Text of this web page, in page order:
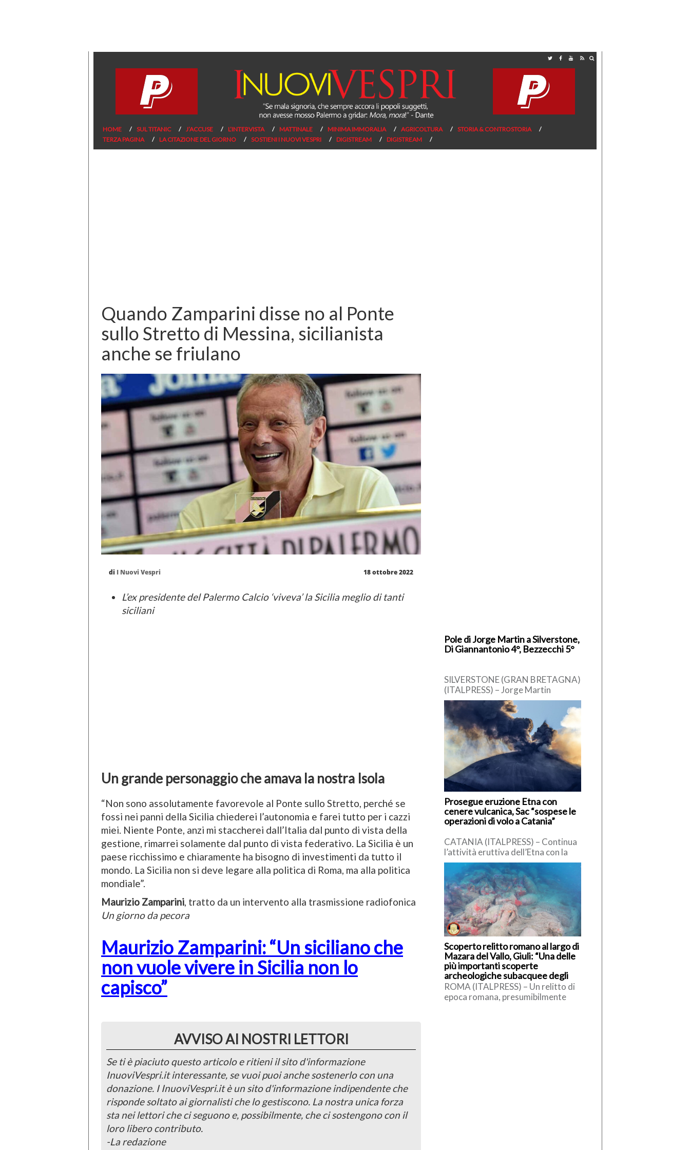
HOME SUL TITANIC J’ACCUSE L’INTERVISTA MATTINALE MINIMA IMMORALIA AGRICOLTURA
STORIA & CONTROSTORIA
TERZA PAGINA
LA CITAZIONE DEL GIORNO SOSTIENI I NUOVI VESPRI DIGISTREAM DIGISTREAM
Quando Zamparini disse no al Ponte
sullo Stretto di Messina, sicilianista
anche se friulano
di I Nuovi Vespri 18 ottobre 2022
L’ex presidente del Palermo Calcio ‘viveva’ la Sicilia meglio di tanti
siciliani
Un grande personaggio che amava la nostra Isola
“Non sono assolutamente favorevole al Ponte sullo Stretto, perché se
fossi nei panni della Sicilia chiederei l’autonomia e farei tutto per i cazzi
miei. Niente Ponte, anzi mi staccherei dall’Italia dal punto di vista della
gestione, rimarrei solamente dal punto di vista federativo. La Sicilia è un
paese ricchissimo e chiaramente ha bisogno di investimenti da tutto il
mondo. La Sicilia non si deve legare alla politica di Roma, ma alla politica
mondiale”.
Maurizio Zamparini, tratto da un intervento alla trasmissione radiofonica
Un giorno da pecora
Maurizio Zamparini: “Un siciliano che
non vuole vivere in Sicilia non lo
capisco”
AVVISO AI NOSTRI LETTORI
Se ti è piaciuto questo articolo e ritieni il sito d'informazione
InuoviVespri.it interessante, se vuoi puoi anche sostenerlo con una
donazione. I InuoviVespri.it è un sito d'informazione indipendente che
risponde soltato ai giornalisti che lo gestiscono. La nostra unica forza
sta nei lettori che ci seguono e, possibilmente, che ci sostengono con il
loro libero contributo.
-La redazione
Pole di Jorge Martin a Silverstone,
Di Giannantonio 4°, Bezzecchi 5°
SILVERSTONE (GRAN BRETAGNA)
(ITALPRESS) – Jorge Martin
(Aprilia) in pole position nel Gran
Premio di Gran Bretagna,
dodicesimo appuntamento del […]
Prosegue eruzione Etna con
cenere vulcanica, Sac “sospese le
operazioni di volo a Catania”
CATANIA (ITALPRESS) – Continua
l’attività eruttiva dell’Etna con la
contestuale emissione di cenere
vulcanica in atmosfera. L’Istituto
Nazionale di Geofisica […]
Scoperto relitto romano al largo di
Mazara del Vallo, Giuli: “Una delle
più importanti scoperte
archeologiche subacquee degli
ultimi anni”
ROMA (ITALPRESS) – Un relitto di
epoca romana, presumibilmente